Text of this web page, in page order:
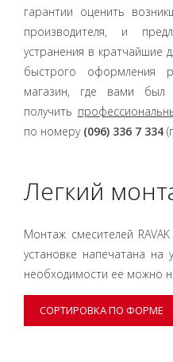
гарантии оценить
производителя, и
устранения в кратчайшие
быстрого оформления
магазин, где вами был
получить
по номеру (096) 336 7 334
Легкий
Монтаж смесителей
установке напечатана на
необходимости ее можно
СОРТИРОВКА ПО ФОРМЕ